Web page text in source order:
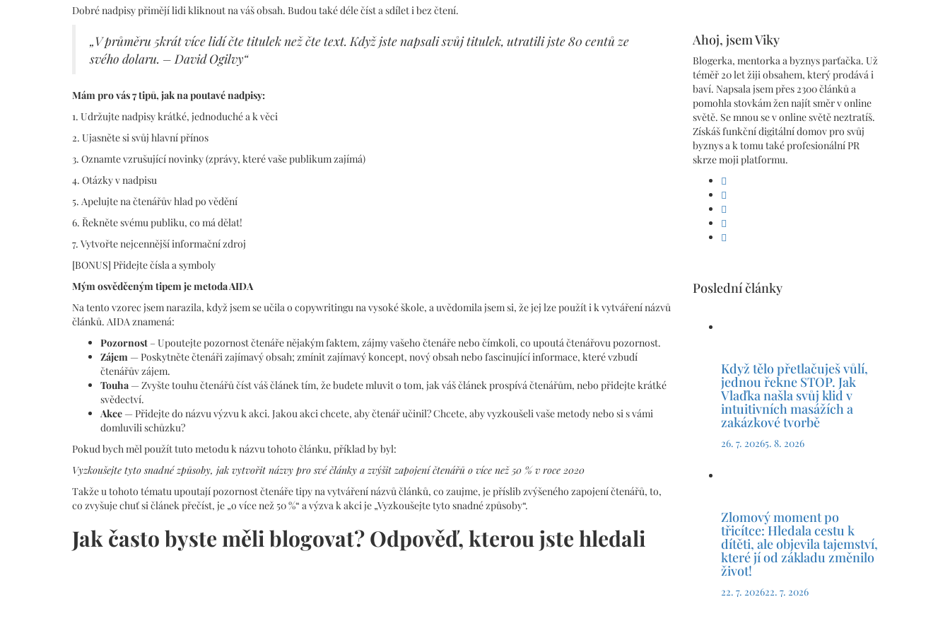
Dobré nadpisy přimějí lidi kliknout na váš obsah. Budou také déle číst a sdílet i bez čtení.
„V průměru 5krát více lidí čte titulek než čte text. Když jste napsali svůj titulek, utratili jste 80 centů ze
svého dolaru. – David Ogilvy“
Mám pro vás 7 tipů, jak na poutavé nadpisy:
1. Udržujte nadpisy krátké, jednoduché a k věci
2. Ujasněte si svůj hlavní přínos
3. Oznamte vzrušující novinky (zprávy, které vaše publikum zajímá)
4. Otázky v nadpisu
5. Apelujte na čtenářův hlad po vědění
6. Řekněte svému publiku, co má dělat!
7. Vytvořte nejcennější informační zdroj
[BONUS] Přidejte čísla a symboly
Mým osvědčeným tipem je metoda AIDA
Na tento vzorec jsem narazila, když jsem se učila o copywritingu na vysoké škole, a uvědomila jsem si, že jej lze použít i k vytváření názvů
článků. AIDA znamená:
Pozornost – Upoutejte pozornost čtenáře nějakým faktem, zájmy vašeho čtenáře nebo čímkoli, co upoutá čtenářovu pozornost.
Zájem — Poskytněte čtenáři zajímavý obsah; zmínit zajímavý koncept, nový obsah nebo fascinující informace, které vzbudí
čtenářův zájem.
Touha — Zvyšte touhu čtenářů číst váš článek tím, že budete mluvit o tom, jak váš článek prospívá čtenářům, nebo přidejte krátké
svědectví.
Akce — Přidejte do názvu výzvu k akci. Jakou akci chcete, aby čtenář učinil? Chcete, aby vyzkoušeli vaše metody nebo si s vámi
domluvili schůzku?
Pokud bych měl použít tuto metodu k názvu tohoto článku, příklad by byl:
Vyzkoušejte tyto snadné způsoby, jak vytvořit názvy pro své články a zvýšit zapojení čtenářů o více než 50 % v roce 2020
Takže u tohoto tématu upoutají pozornost čtenáře tipy na vytváření názvů článků, co zaujme, je příslib zvýšeného zapojení čtenářů, to,
co zvyšuje chuť si článek přečíst, je „o více než 50 %“ a výzva k akci je „Vyzkoušejte tyto snadné způsoby“.
Jak často byste měli blogovat? Odpověď, kterou jste hledali
Ahoj, jsem Viky
Blogerka, mentorka a byznys parťačka. Už
téměř 20 let žiji obsahem, který prodává i
baví. Napsala jsem přes 2300 článků a
pomohla stovkám žen najít směr v online
světě. Se mnou se v online světě neztratíš.
Získáš funkční digitální domov pro svůj
byznys a k tomu také profesionální PR
skrze moji platformu.
facebook
linkedin
pinterest
instagram
youtube
Poslední články
Když tělo přetlačuješ vůlí,
jednou řekne STOP. Jak
Vlaďka našla svůj klid v
intuitivních masážích a
zakázkové tvorbě
26. 7. 20265. 8. 2026
Zlomový moment po
třicítce: Hledala cestu k
dítěti, ale objevila tajemství,
které jí od základu změnilo
život!
22. 7. 202622. 7. 2026